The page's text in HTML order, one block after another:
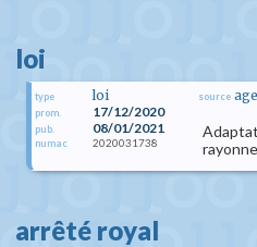
loi
type loi
prom. 17/12/2020
pub. 08/01/2021
numac 2020031738
source
arrêté royal